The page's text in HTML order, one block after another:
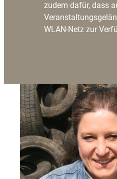
zudem dafür, dass
WLAN-Netz zur